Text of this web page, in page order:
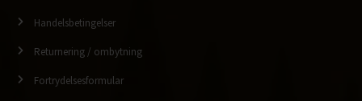
Handelsbetingelser
Returnering / ombytning
Fortrydelsesformular